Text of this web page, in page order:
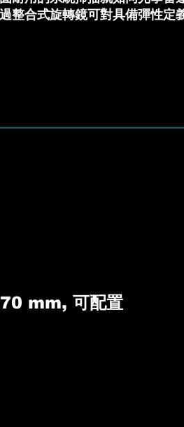
整合式旋轉鏡可對具備彈性定
mm, 可配置